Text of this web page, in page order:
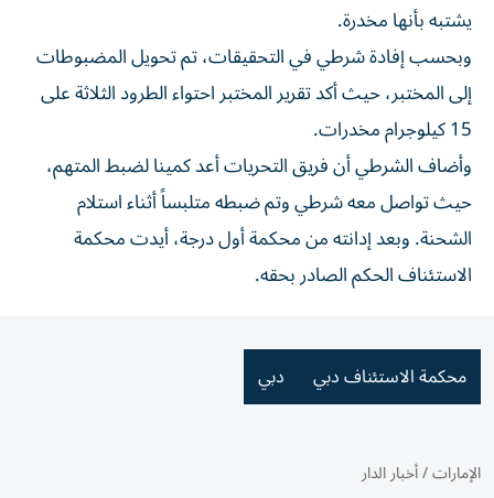
يشتبه بأنها مخدرة.
وبحسب إفادة شرطي في التحقيقات، تم تحويل المضبوطات
إلى المختبر، حيث أكد تقرير المختبر احتواء الطرود الثلاثة على
15 كيلوجرام مخدرات.
وأضاف الشرطي أن فريق التحريات أعد كمينا لضبط المتهم،
حيث تواصل معه شرطي وتم ضبطه متلبساً أثناء استلام
الشحنة. وبعد إدانته من محكمة أول درجة، أيدت محكمة
الاستئناف الحكم الصادر بحقه.
محكمة الاستئناف دبي دبي
الإمارات/أخبار الدار